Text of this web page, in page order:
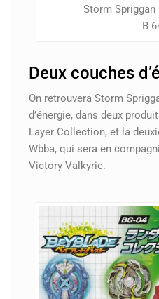
Storm
B
Deux couches
On retrouvera Storm
d’énergie, dans deux
Layer Collection, et la
Wbba, qui sera en
Victory Valkyrie.